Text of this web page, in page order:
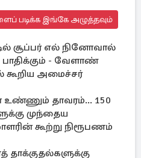
படிக்க இங்கே அழுத்தவும்
சூப்பர் எல் நினோவால்
- வேளாண்
கூறிய அமைச்சர்
உண்ணும் தாவரம்... 150
முந்தைய
கூற்று நிரூபணம்
தாக்குதல்களுக்கு